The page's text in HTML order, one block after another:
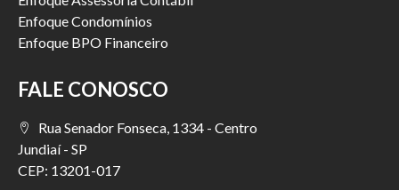
Enfoque Condomínios
Enfoque BPO Financeiro
FALE CONOSCO
Rua Senador Fonseca, 1334 - Centro
Jundiaí - SP
CEP: 13201-017